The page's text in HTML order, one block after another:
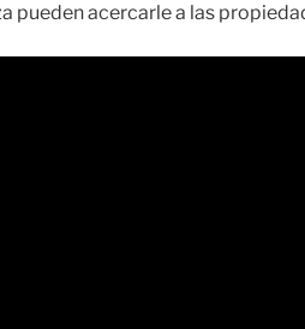
pueden acercarle a las